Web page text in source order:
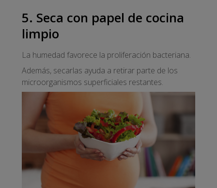
5. Seca con papel de cocina
limpio
La humedad favorece la proliferación bacteriana.
Además, secarlas ayuda a retirar parte de los
microorganismos superficiales restantes.